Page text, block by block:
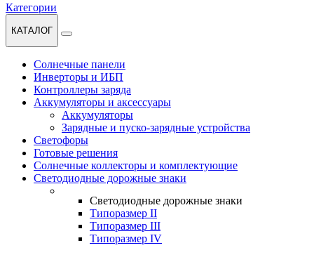
Категории
КАТАЛОГ
Солнечные панели
Инверторы и ИБП
Контроллеры заряда
Аккумуляторы и аксессуары
Аккумуляторы
Зарядные и пуско-зарядные устройства
Светофоры
Готовые решения
Солнечные коллекторы и комплектующие
Светодиодные дорожные знаки
Светодиодные дорожные знаки
Типоразмер II
Типоразмер III
Типоразмер IV